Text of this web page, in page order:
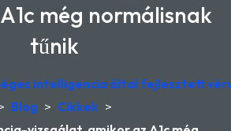
még normálisnak
tűnik
intelligencia által fejlesztett
Blog > Cikkek >